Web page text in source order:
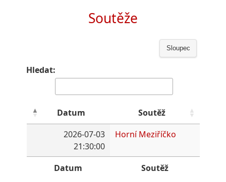
Soutěže
Sloupec
Hledat:
Datum
Soutěž
2026-07-03
21:30:00
Horní Meziříčko
Datum Soutěž